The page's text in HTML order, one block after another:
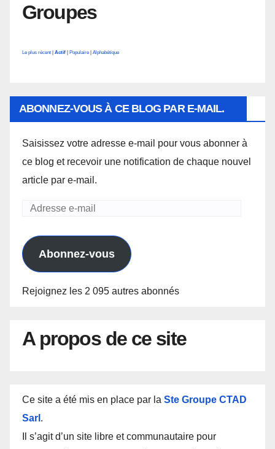
Groupes
Le plus récent Actif Populaire Alphabétique
ABONNEZ-VOUS À CE BLOG PAR E-MAIL.
Saisissez votre adresse e-mail pour vous abonner à
ce blog et recevoir une notification de chaque nouvel
article par e-mail.
Adresse
mail
Abonnez-vous
Rejoignez les 2 095 autres abonnés
A propos de ce site
Ce site a été mis en place par la Ste Groupe CTAD
Sarl .
Il s’agit d’un site libre et communautaire pour